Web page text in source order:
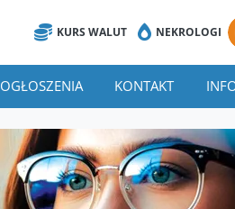
KURS WALUT NEKROLOGI
OGŁOSZENIA KONTAKT